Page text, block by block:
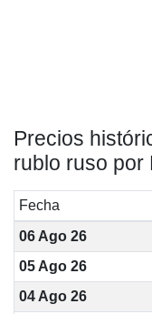
Precios
rublo ruso por
Fecha
06 Ago 26
05 Ago 26
04 Ago 26